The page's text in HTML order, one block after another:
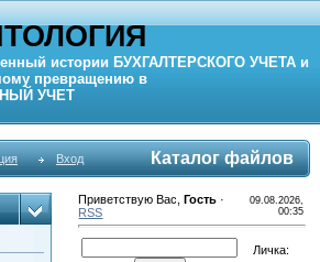
истории БУХГАЛТЕРСКОГО УЧЕТА и
превращению в
УЧЕТ
Вход Каталог файлов
Приветствую Вас ,Гость ·
RSS
09.08.2026,
00:35
Личка: